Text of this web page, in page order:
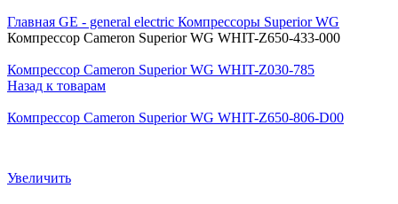
Главная GE - general electric Компрессоры Superior WG
Компрессор Cameron Superior WG WHIT-Z650-433-000
Компрессор Cameron Superior WG WHIT-Z030-785
Назад к товарам
Компрессор Cameron Superior WG WHIT-Z650-806-D00
Увеличить